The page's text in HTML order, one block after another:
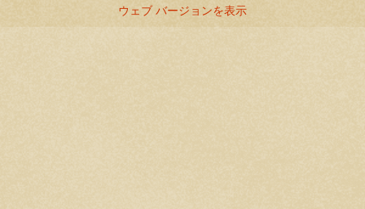
ウェブ バージョンを表示